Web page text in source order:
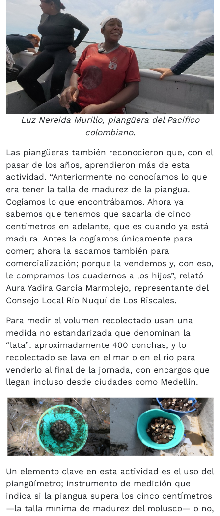
Luz Nereida Murillo, piangüera del Pacífico
colombiano.
Las piangüeras también reconocieron que, con el
pasar de los años, aprendieron más de esta
actividad. “Anteriormente no conocíamos lo que
era tener la talla de madurez de la piangua.
Cogíamos lo que encontrábamos. Ahora ya
sabemos que tenemos que sacarla de cinco
centímetros en adelante, que es cuando ya está
madura. Antes la cogíamos únicamente para
comer; ahora la sacamos también para
comercialización; porque la vendemos y, con eso,
le compramos los cuadernos a los hijos”, relató
Aura Yadira García Marmolejo, representante del
Consejo Local Río Nuquí de Los Riscales.
Para medir el volumen recolectado usan una
medida no estandarizada que denominan la
“lata”: aproximadamente 400 conchas; y lo
recolectado se lava en el mar o en el río para
venderlo al final de la jornada, con encargos que
llegan incluso desde ciudades como Medellín.
Un elemento clave en esta actividad es el uso del
piangüímetro; instrumento de medición que
indica si la piangua supera los cinco centímetros
—la talla mínima de madurez del molusco— o no,